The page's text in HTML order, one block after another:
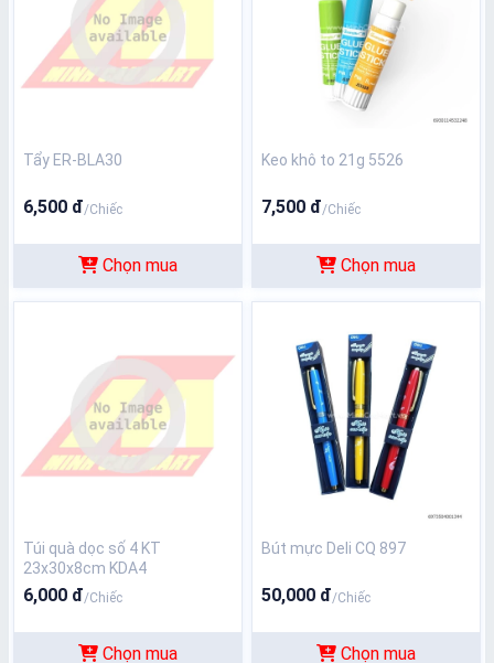
Tẩy ER-BLA30
6,500 đ/Chiếc
Chọn mua
Keo khô to 21g 5526
7,500 đ/Chiếc
Chọn mua
Túi quà dọc số 4 KT
23x30x8cm KDA4
6,000 đ/Chiếc
Chọn mua
Bút mực Deli CQ 897
50,000 đ/Chiếc
Chọn mua